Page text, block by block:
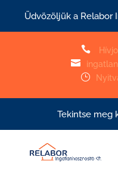
Üdvözöljük a Relabor


}
Tekintse meg